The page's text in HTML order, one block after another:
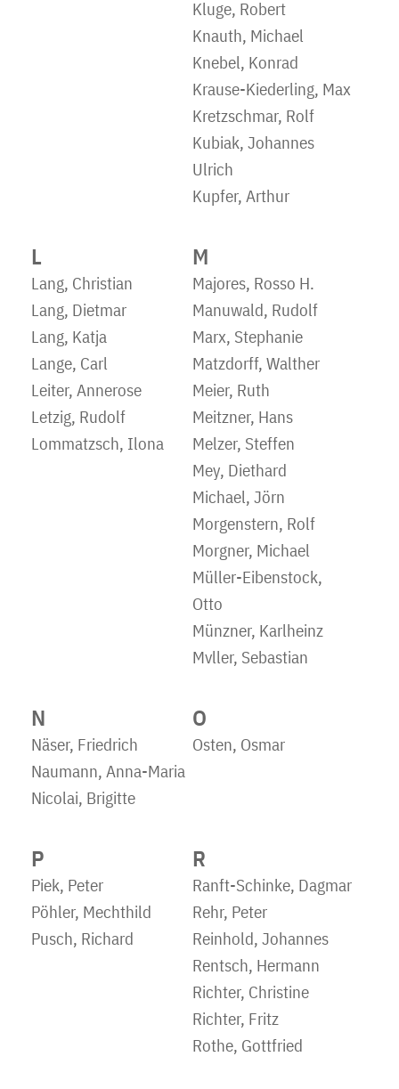
Kluge, Robert
Knauth, Michael
Knebel, Konrad
Krause-Kiederling, Max
Kretzschmar, Rolf
Kubiak, Johannes
Ulrich
Kupfer, Arthur
L
Lang, Christian
Lang, Dietmar
Lang, Katja
Lange, Carl
Leiter, Annerose
Letzig, Rudolf
Lommatzsch, Ilona
M
Majores, Rosso H.
Manuwald, Rudolf
Marx, Stephanie
Matzdorff, Walther
Meier, Ruth
Meitzner, Hans
Melzer, Steffen
Mey, Diethard
Michael, Jörn
Morgenstern, Rolf
Morgner, Michael
Müller-Eibenstock,
Otto
Münzner, Karlheinz
Mvller, Sebastian
N
Näser, Friedrich
Naumann, Anna-Maria
Nicolai, Brigitte
O
Osten, Osmar
P
Piek, Peter
Pöhler, Mechthild
Pusch, Richard
R
Ranft-Schinke, Dagmar
Rehr, Peter
Reinhold, Johannes
Rentsch, Hermann
Richter, Christine
Richter, Fritz
Rothe, Gottfried